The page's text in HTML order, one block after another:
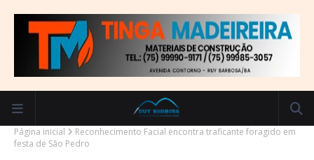
Página inicial
Reconhecimento Facial encontra traficante foragido em
festa de São Pedro